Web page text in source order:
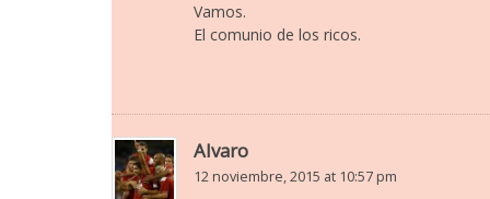
Vamos.
El comunio de los ricos.
Alvaro
12 noviembre, 2015 at 10:57 pm